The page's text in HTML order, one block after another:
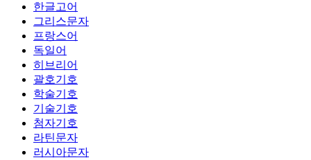
한글고어
그리스문자
프랑스어
독일어
히브리어
괄호기호
학술기호
기술기호
첨자기호
라틴문자
러시아문자